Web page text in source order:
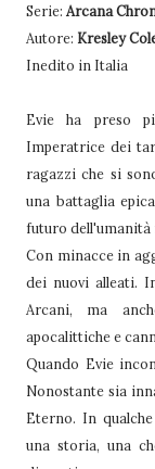
Serie: Arcana
Autore: Kresley
Inedito in Italia
Evie ha preso
Imperatrice dei
ragazzi che si
una battaglia
futuro dell'umanità
Con minacce in
dei nuovi alleati.
Arcani, ma
apocalittiche e
Quando Evie
Nonostante sia
Eterno. In
una storia, una